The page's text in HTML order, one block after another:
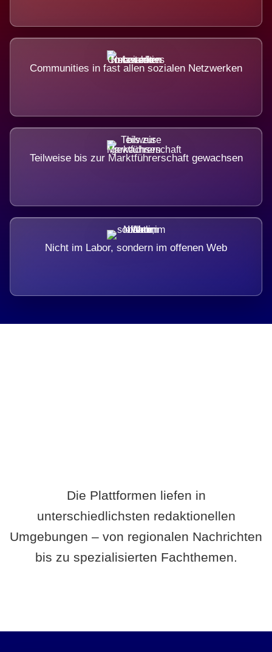
Communities in fast allen sozialen Netzwerken
Teilweise bis zur Marktführerschaft gewachsen
Nicht im Labor, sondern im offenen Web
Die Plattformen liefen in
unterschiedlichsten redaktionellen
Umgebungen – von regionalen Nachrichten
bis zu spezialisierten Fachthemen.